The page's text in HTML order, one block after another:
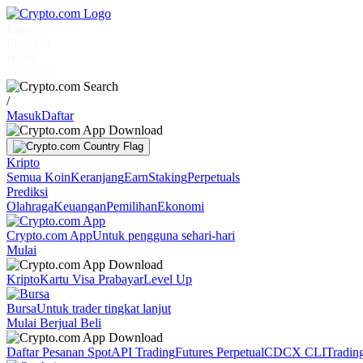
/
MasukDaftar
Kripto
Semua KoinKeranjangEarnStakingPerpetuals
Prediksi
OlahragaKeuanganPemilihanEkonomi
Crypto.com AppUntuk pengguna sehari-hari
Mulai
KriptoKartu Visa PrabayarLevel Up
BursaUntuk trader tingkat lanjut
Mulai Berjual Beli
Daftar Pesanan SpotAPI TradingFutures PerpetualCDCX CLI